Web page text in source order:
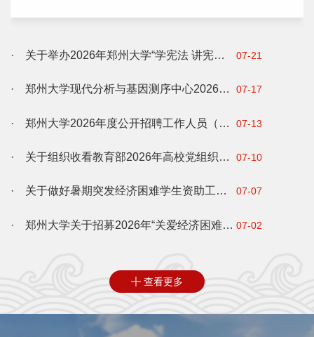
· 关于举办2026年郑州大学“学宪法 讲宪法”法治素养能力大赛的通知 07-21
· 郑州大学现代分析与基因测序中心2026年暑假开放服务工作通知 07-17
· 郑州大学2026年度公开招聘工作人员（博士）公告 07-13
· 关于组织收看教育部2026年高校党组织示范微党课第4讲的通知 07-10
· 关于做好暑期突发经济困难学生资助工作的通知 07-07
· 郑州大学关于招募2026年“关爱经济困难学生暑期提前设岗助学”活动执行团队的通知 07-02
 查看更多